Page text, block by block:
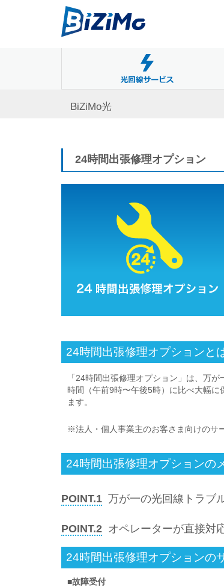
BiZiMo光
24時間出張修理オプション
24時間出張修理オプションと
「24時間出張修理オプション」は、万
時間（午前9時〜午後5時）に比べ大幅
ます。
※法人・個人事業主のお客さま向けのサ
24時間出張修理オプションの
POINT.1 万が一の光回線トラブ
POINT.2 オペレーターが直接対
24時間出張修理オプションの
■故障受付